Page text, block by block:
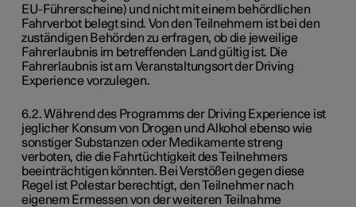
EU-Führerscheine) und nicht mit einem behördlichen
Fahrverbot belegt sind. Von den Teilnehmern ist bei den
zuständigen Behörden zu erfragen, ob die jeweilige
Fahrerlaubnis im betreffenden Land gültig ist. Die
Fahrerlaubnis ist am Veranstaltungsort der Driving
Experience vorzulegen.
6.2. Während des Programms der Driving Experience ist
jeglicher Konsum von Drogen und Alkohol ebenso wie
sonstiger Substanzen oder Medikamente streng
verboten, die die Fahrtüchtigkeit des Teilnehmers
beeinträchtigen könnten. Bei Verstößen gegen diese
Regel ist Polestar berechtigt, den Teilnehmer nach
eigenem Ermessen von der weiteren Teilnahme